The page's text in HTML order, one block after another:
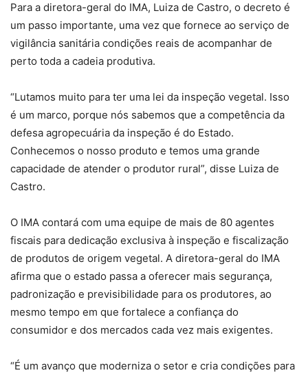
Para a diretora-geral do IMA, Luiza de Castro, o decreto é
um passo importante, uma vez que fornece ao serviço de
vigilância sanitária condições reais de acompanhar de
perto toda a cadeia produtiva.
“Lutamos muito para ter uma lei da inspeção vegetal. Isso
é um marco, porque nós sabemos que a competência da
defesa agropecuária da inspeção é do Estado.
Conhecemos o nosso produto e temos uma grande
capacidade de atender o produtor rural”, disse Luiza de
Castro.
O IMA contará com uma equipe de mais de 80 agentes
fiscais para dedicação exclusiva à inspeção e fiscalização
de produtos de origem vegetal. A diretora-geral do IMA
afirma que o estado passa a oferecer mais segurança,
padronização e previsibilidade para os produtores, ao
mesmo tempo em que fortalece a confiança do
consumidor e dos mercados cada vez mais exigentes.
“É um avanço que moderniza o setor e cria condições para